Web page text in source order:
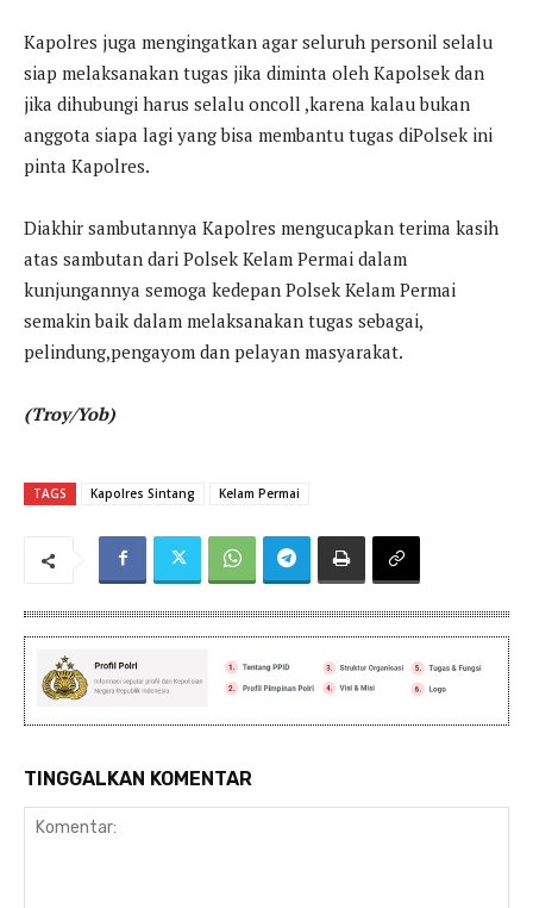
Kapolres juga mengingatkan agar seluruh personil selalu
siap melaksanakan tugas jika diminta oleh Kapolsek dan
jika dihubungi harus selalu oncoll ,karena kalau bukan
anggota siapa lagi yang bisa membantu tugas diPolsek ini
pinta Kapolres.
Diakhir sambutannya Kapolres mengucapkan terima kasih
atas sambutan dari Polsek Kelam Permai dalam
kunjungannya semoga kedepan Polsek Kelam Permai
semakin baik dalam melaksanakan tugas sebagai,
pelindung,pengayom dan pelayan masyarakat.
(Troy/Yob)
TAGS Kapolres Sintang Kelam Permai
TINGGALKAN KOMENTAR